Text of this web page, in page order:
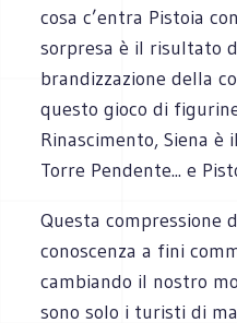
cosa c’entra Pistoia
sorpresa è il risultato
brandizzazione della
questo gioco di
Rinascimento, Siena è
Torre Pendente... e
Questa compressione
conoscenza a fini
cambiando il nostro
sono solo i turisti di